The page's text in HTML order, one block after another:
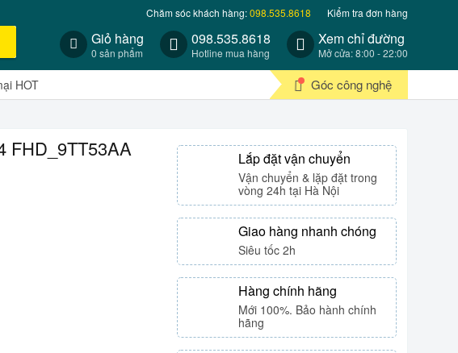
Chăm sóc khách hàng:098.535.8618 Kiểm tra đơn hàng
Giỏ hàng
0 sản phẩm
098.535.8618
Hotline mua hàng
Xem chỉ đường
Mở cửa: 8:00 - 22:00
HOT Góc công nghệ
FHD_9TT53AA
Lắp đặt vận chuyển
Vận chuyển & lặp đặt trong
vòng 24h tại Hà Nội
Giao hàng nhanh chóng
Siêu tốc 2h
Hàng chính hãng
Mới 100%. Bảo hành chính
hãng